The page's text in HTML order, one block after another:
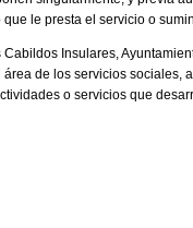
le presta el servicio o
Insulares,
de los servicios sociales,
o servicios que